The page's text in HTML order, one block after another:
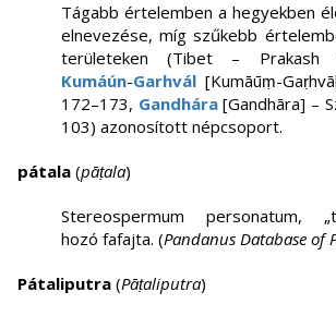
Tágabb értelemben a hegyekben
elnevezése, míg szűkebb
területeken (Tibet – Prakash
Kumáún-Garhvál [Kumāūṃ-
172–173, Gandhára[Gandhāra] –
103) azonosított népcsoport.
pátala (pāṭala)
Stereospermum personatum,
hozó fafajta. (Pandanus Database of
Pátaliputra (Pāṭaliputra)